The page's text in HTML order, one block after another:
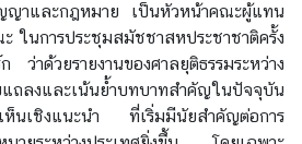
าและกฎหมาย เป็นหัวหน้าคณะผู้แทน
ในการประชุมสมัชชาสหประชาชาติครั้ง
วยรายงานของศาลยุติธรรมระหว่าง
แถลงและเน้นย้ำบทบาทสำคัญในปัจจุบัน
เห็นเชิงแนะนำ ที่เริ่มมีนัยสำคัญต่อการ